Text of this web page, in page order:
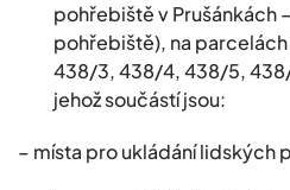
pohřebiště v Prušánkách
pohřebiště), na
438/3, 438/4, 438/5,
jehož součástí jsou:
– místa pro ukládání lidských